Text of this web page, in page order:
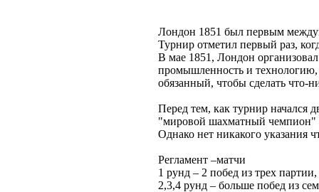
Лондон 1851 был первым
Турнир отметил первый раз,
В мае 1851, Лондон
промышленность и
обязанный, чтобы сделать что-
Перед тем, как турнир начался
"мировой шахматный чемпион"
Однако нет никакого указания
Регламент –матчи
1 рунд – 2 побед из трех
2,3,4 рунд – больше побед из